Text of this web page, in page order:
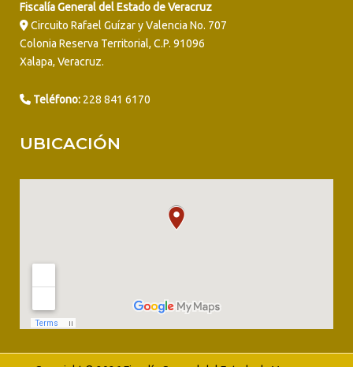
Fiscalía General del Estado de Veracruz
Circuito Rafael Guízar y Valencia No. 707
Colonia Reserva Territorial, C.P. 91096
Xalapa, Veracruz.
Teléfono: 228 841 6170
UBICACIÓN